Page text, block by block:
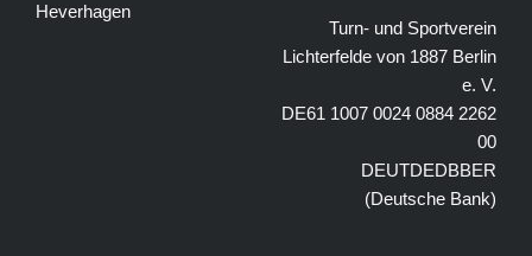
Heverhagen
Turn- und Sportverein
Lichterfelde von 1887 Berlin
e. V.
DE61 1007 0024 0884 2262
00
DEUTDEDBBER
(Deutsche Bank)